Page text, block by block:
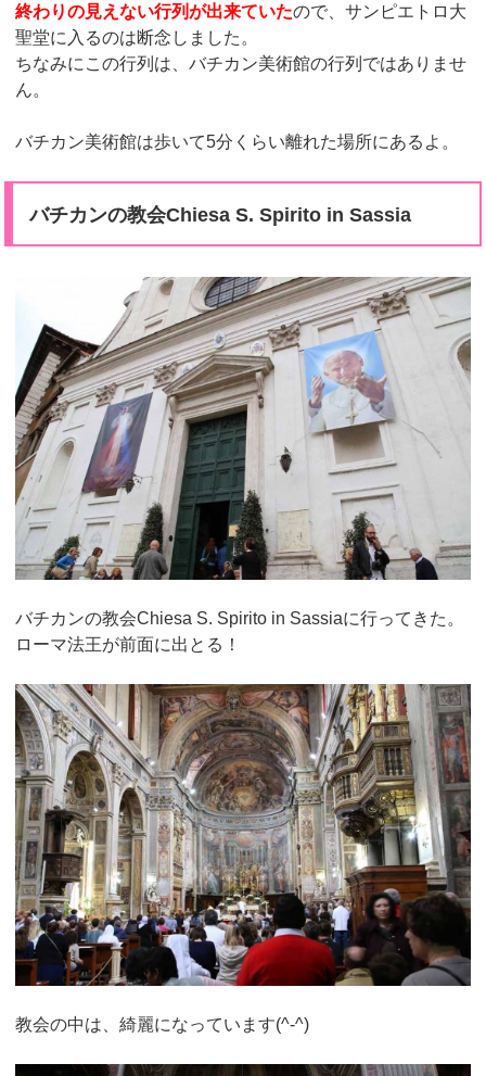
終わりの見えない行列が出来ていたので、サンピエトロ大
聖堂に入るのは断念しました。
ちなみにこの行列は、バチカン美術館の行列ではありませ
ん。
バチカン美術館は歩いて5分くらい離れた場所にあるよ。
バチカンの教会Chiesa S. Spirito in Sassia
バチカンの教会Chiesa S. Spirito in Sassiaに行ってきた。
ローマ法王が前面に出とる！
教会の中は、綺麗になっています(^-^)